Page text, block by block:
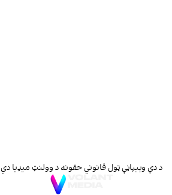
د دې وېبپاڼې ټول قانوني حقونه د وولنټ میډیا دي